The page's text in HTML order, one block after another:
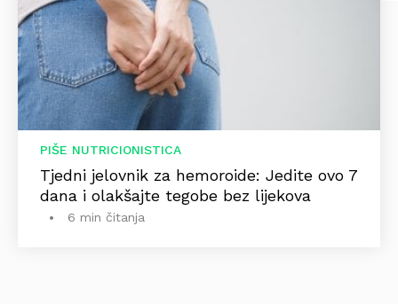
PIŠE NUTRICIONISTICA
Tjedni jelovnik za hemoroide: Jedite ovo 7
dana i olakšajte tegobe bez lijekova
6 min čitanja